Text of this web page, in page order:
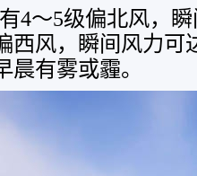
4～5级偏北风，
西风，瞬间风力可
晨有雾或霾。